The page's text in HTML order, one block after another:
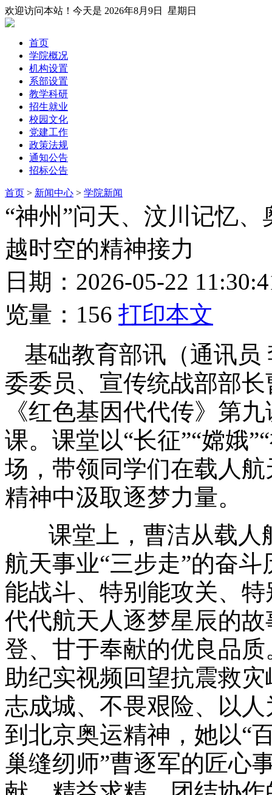
欢迎访问本站！今天是 2026年8月9日 星期日
首页
学院概况
机构设置
系部设置
教学科研
招生就业
校园文化
党建工作
政策法规
通知公告
招标公告
首页 > 新闻中心 > 学院新闻
“神州”问天、汶川记忆
越时空的精神接力
日期：2026-05-22
览量： 156 打印本文
基础教育部讯（通讯员
委委员、宣传统战部部
《红色基因代代传》第
课。课堂以“长征”“嫦娥
场，带领同学们在载人
精神中汲取逐梦力量。
课堂上，曹洁从载人
航天事业“三步走”的奋
能战斗、特别能攻关、
代代航天人逐梦星辰的
登、甘于奉献的优良品
助纪实视频回望抗震救
志成城、不畏艰险、以
到北京奥运精神，她以“
巢缝纫师”曹逐军的匠心